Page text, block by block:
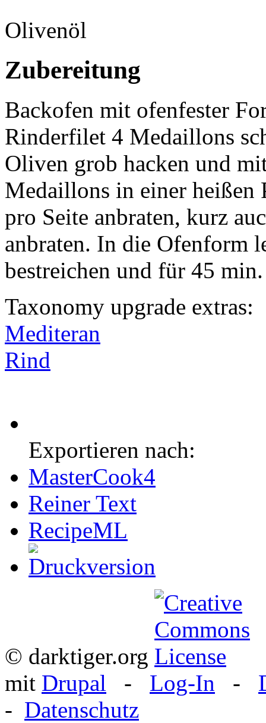
Olivenöl
Zubereitung
Backofen mit ofenfester
Rinderfilet 4 Medaillons
Oliven grob hacken und
Medaillons in einer
pro Seite anbraten, kurz
anbraten. In die Ofenform
bestreichen und für 45
Taxonomy upgrade extras:
Mediteran
Rind
Exportieren nach:
MasterCook4
Reiner Text
RecipeML
© darktiger.org
mit Drupal - Log-In -
- Datenschutz